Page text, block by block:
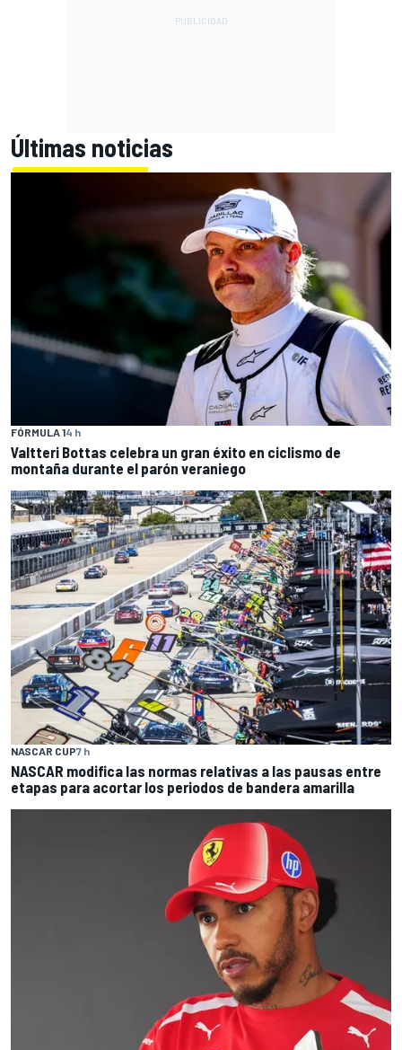
Últimas noticias
FÓRMULA 14 h
Valtteri Bottas celebra un gran éxito en ciclismo de
montaña durante el parón veraniego
NASCAR CUP7 h
NASCAR modifica las normas relativas a las pausas entre
etapas para acortar los periodos de bandera amarilla